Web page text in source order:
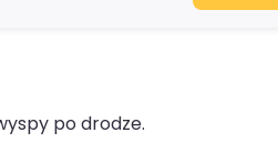
po drodze.